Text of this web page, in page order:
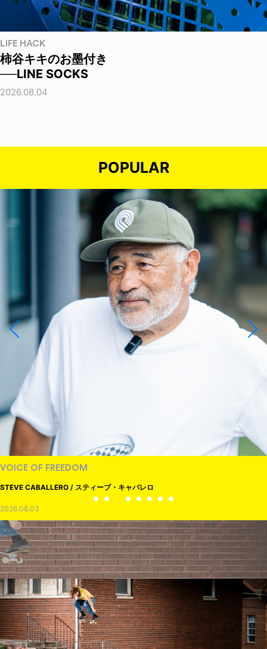
LIFE HACK
柿谷キキのお墨付き
──LINE SOCKS
2026.08.04
POPULAR
VOICE OF FREEDOM
STEVE CABALLERO / スティーブ・キャバレロ
2026.08.03